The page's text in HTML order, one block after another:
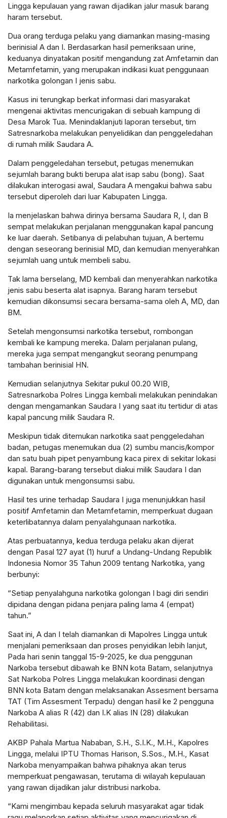
Lingga kepulauan yang rawan dijadikan jalur masuk barang
haram tersebut.
Dua orang terduga pelaku yang diamankan masing-masing
berinisial A dan I. Berdasarkan hasil pemeriksaan urine,
keduanya dinyatakan positif mengandung zat Amfetamin dan
Metamfetamin, yang merupakan indikasi kuat penggunaan
narkotika golongan I jenis sabu.
Kasus ini terungkap berkat informasi dari masyarakat
mengenai aktivitas mencurigakan di sebuah kampung di
Desa Marok Tua. Menindaklanjuti laporan tersebut, tim
Satresnarkoba melakukan penyelidikan dan penggeledahan
di rumah milik Saudara A.
Dalam penggeledahan tersebut, petugas menemukan
sejumlah barang bukti berupa alat isap sabu (bong). Saat
dilakukan interogasi awal, Saudara A mengakui bahwa sabu
tersebut diperoleh dari luar Kabupaten Lingga.
Ia menjelaskan bahwa dirinya bersama Saudara R, I, dan B
sempat melakukan perjalanan menggunakan kapal pancung
ke luar daerah. Setibanya di pelabuhan tujuan, A bertemu
dengan seseorang berinisial MD, dan kemudian menyerahkan
sejumlah uang untuk membeli sabu.
Tak lama berselang, MD kembali dan menyerahkan narkotika
jenis sabu beserta alat isapnya. Barang haram tersebut
kemudian dikonsumsi secara bersama-sama oleh A, MD, dan
BM.
Setelah mengonsumsi narkotika tersebut, rombongan
kembali ke kampung mereka. Dalam perjalanan pulang,
mereka juga sempat mengangkut seorang penumpang
tambahan berinisial HN.
Kemudian selanjutnya Sekitar pukul 00.20 WIB,
Satresnarkoba Polres Lingga kembali melakukan penindakan
dengan mengamankan Saudara I yang saat itu tertidur di atas
kapal pancung milik Saudara R.
Meskipun tidak ditemukan narkotika saat penggeledahan
badan, petugas menemukan dua (2) sumbu mancis/kompor
dan satu buah pipet penyambung kaca pirex di sekitar lokasi
kapal. Barang-barang tersebut diakui milik Saudara I dan
digunakan untuk mengonsumsi sabu.
Hasil tes urine terhadap Saudara I juga menunjukkan hasil
positif Amfetamin dan Metamfetamin, memperkuat dugaan
keterlibatannya dalam penyalahgunaan narkotika.
Atas perbuatannya, kedua terduga pelaku akan dijerat
dengan Pasal 127 ayat (1) huruf a Undang-Undang Republik
Indonesia Nomor 35 Tahun 2009 tentang Narkotika, yang
berbunyi:
“Setiap penyalahguna narkotika golongan I bagi diri sendiri
dipidana dengan pidana penjara paling lama 4 (empat)
tahun.”
Saat ini, A dan I telah diamankan di Mapolres Lingga untuk
menjalani pemeriksaan dan proses penyidikan lebih lanjut,
Pada hari senin tanggal 15-9-2025, ke dua penggunan
Narkoba tersebut dibawah ke BNN kota Batam, selanjutnya
Sat Narkoba Polres Lingga melakukan koordinasi dengan
BNN kota Batam dengan melaksanakan Assesment bersama
TAT (Tim Assesment Terpadu) dengan hasil ke 2 pengguna
Narkoba A alias R (42) dan I.K alias IN (28) dilakukan
Rehabilitasi.
AKBP Pahala Martua Nababan, S.H., S.I.K., M.H., Kapolres
Lingga, melalui IPTU Thomas Harison, S.Sos., M.H., Kasat
Narkoba menyampaikan bahwa pihaknya akan terus
memperkuat pengawasan, terutama di wilayah kepulauan
yang rawan dijadikan jalur distribusi narkoba.
“Kami mengimbau kepada seluruh masyarakat agar tidak